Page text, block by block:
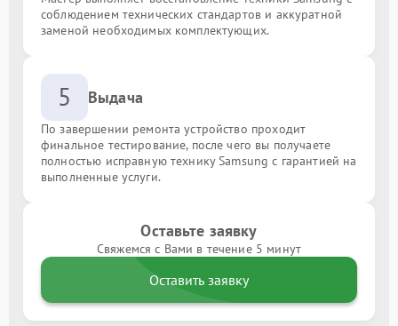
соблюдением технических стандартов и аккуратной
заменой необходимых комплектующих.
5 Выдача
По завершении ремонта устройство проходит
финальное тестирование, после чего вы получаете
полностью исправную технику Samsung с гарантией на
выполненные услуги.
Оставьте заявку
Свяжемся с Вами в течение 5 минут
Оставить заявку